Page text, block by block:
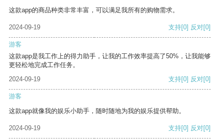
这款app的商品种类非常丰富，可以满足我所有的购物需求。
2024-09-19 支持[0] 反对[0]
游客
这款app是我工作上的得力助手，让我的工作效率提高了50%，让我能够
更轻松地完成工作任务。
2024-09-19
支持[0] 反对[0]
游客
这款app就像我的娱乐小助手，随时随地为我的娱乐提供帮助。
2024-09-19 支持[0] 反对[0]